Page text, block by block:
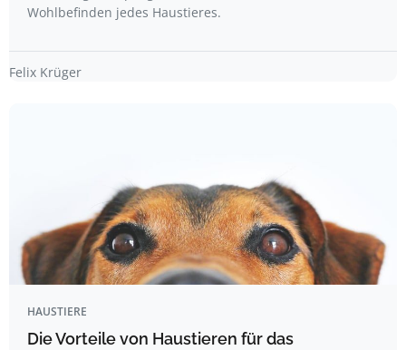
Wohlbefinden jedes Haustieres.
Felix Krüger
HAUSTIERE
Die Vorteile von Haustieren für das